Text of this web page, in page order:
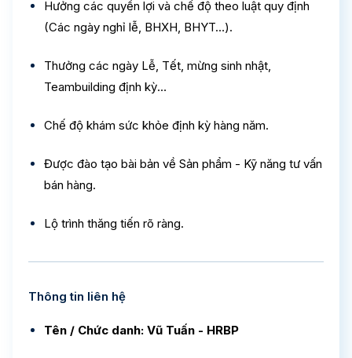
Hưởng các quyền lợi và chế độ theo luật quy định
(Các ngày nghỉ lễ, BHXH, BHYT…).
Thưởng các ngày Lễ, Tết, mừng sinh nhật,
Teambuilding định kỳ…
Chế độ khám sức khỏe định kỳ hàng năm.
Được đào tạo bài bản về Sản phẩm - Kỹ năng tư vấn
bán hàng.
Lộ trình thăng tiến rõ ràng.
Thông tin liên hệ
Tên / Chức danh: Vũ Tuấn - HRBP